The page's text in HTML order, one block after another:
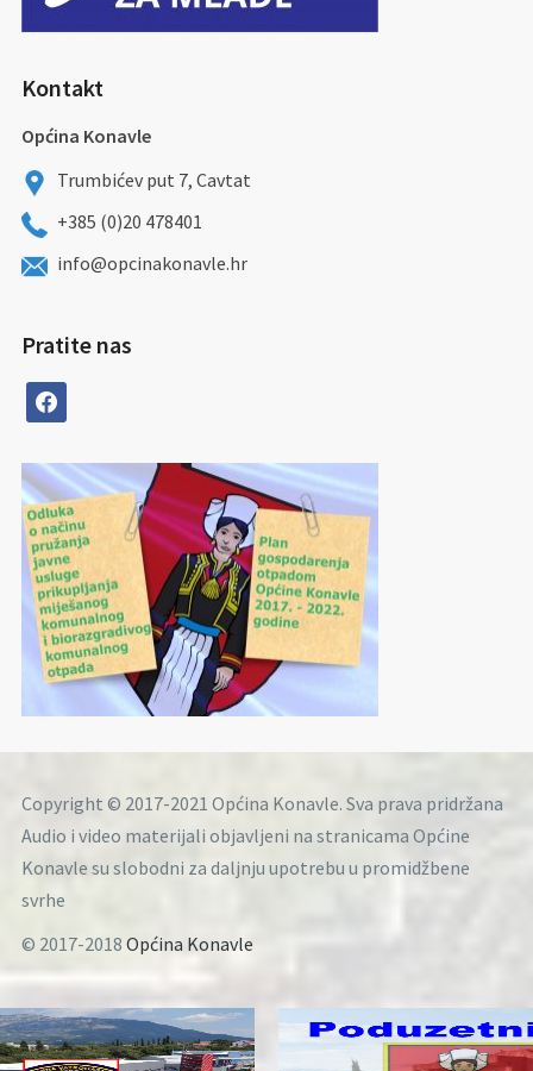
Kontakt
Općina Konavle
Trumbićev put 7, Cavtat
+385 (0)20 478401
info@opcinakonavle.hr
Pratite nas
facebook
Copyright © 2017-2021 Općina Konavle. Sva prava pridržana
Audio i video materijali objavljeni na stranicama Općine
Konavle su slobodni za daljnju upotrebu u promidžbene
svrhe
© 2017-2018 Općina Konavle